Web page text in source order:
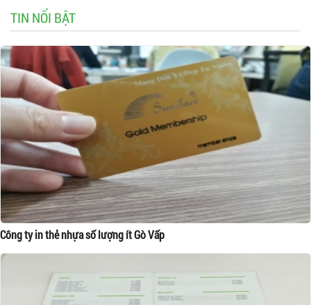
TIN NỔI BẬT
Công ty in thẻ nhựa số lượng ít Gò Vấp